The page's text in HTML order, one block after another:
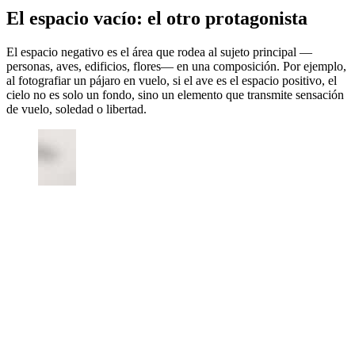
El espacio vacío: el otro protagonista
El espacio negativo es el área que rodea al sujeto principal —
personas, aves, edificios, flores— en una composición. Por ejemplo,
al fotografiar un pájaro en vuelo, si el ave es el espacio positivo, el
cielo no es solo un fondo, sino un elemento que transmite sensación
de vuelo, soledad o libertad.